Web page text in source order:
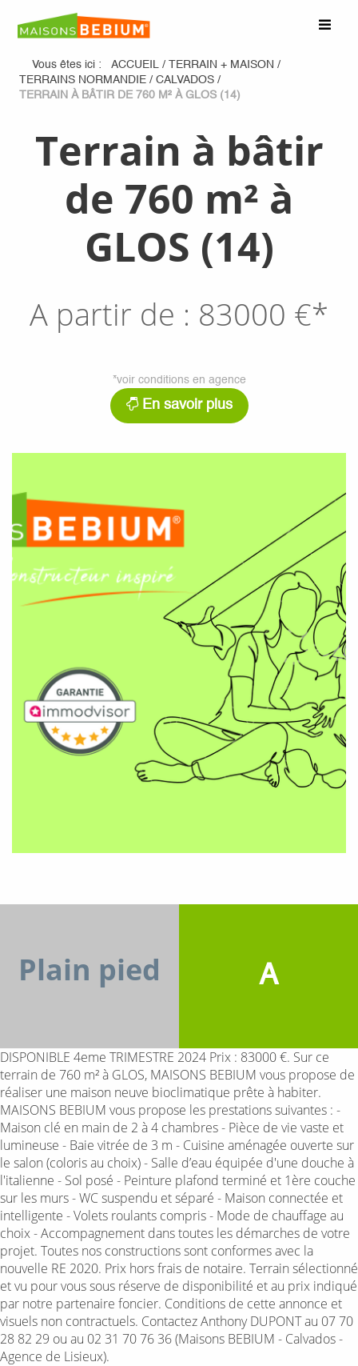
Vous êtes ici : ACCUEIL / TERRAIN + MAISON /
TERRAINS NORMANDIE / CALVADOS /
TERRAIN À BÂTIR DE 760 M² À GLOS (14)
Terrain à bâtir
de 760 m² à
GLOS (14)
A partir de : 83000 €*
*voir conditions en agence
En savoir plus
Plain pied A
DISPONIBLE 4eme TRIMESTRE 2024 Prix : 83000 €. Sur ce
terrain de 760 m² à GLOS, MAISONS BEBIUM vous propose de
réaliser une maison neuve bioclimatique prête à habiter.
MAISONS BEBIUM vous propose les prestations suivantes : -
Maison clé en main de 2 à 4 chambres - Pièce de vie vaste et
lumineuse - Baie vitrée de 3 m - Cuisine aménagée ouverte sur
le salon (coloris au choix) - Salle d’eau équipée d'une douche à
l'italienne - Sol posé - Peinture plafond terminé et 1ère couche
sur les murs - WC suspendu et séparé - Maison connectée et
intelligente - Volets roulants compris - Mode de chauffage au
choix - Accompagnement dans toutes les démarches de votre
projet. Toutes nos constructions sont conformes avec la
nouvelle RE 2020. Prix hors frais de notaire. Terrain sélectionné
et vu pour vous sous réserve de disponibilité et au prix indiqué
par notre partenaire foncier. Conditions de cette annonce et
visuels non contractuels. Contactez Anthony DUPONT au 07 70
28 82 29 ou au 02 31 70 76 36 (Maisons BEBIUM - Calvados -
Agence de Lisieux).